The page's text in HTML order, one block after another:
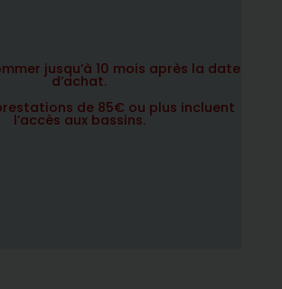
jusqu’à 10 mois après la date
d’achat.
de 85€ ou plus incluent
l’accès aux bassins.